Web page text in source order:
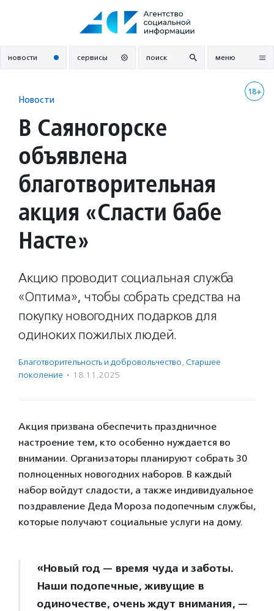
новости сервисы поиск меню
18+
Новости
В Саяногорске
объявлена
благотворительная
акция «Сласти бабе
Насте»
Акцию проводит социальная служба
«Оптима», чтобы собрать средства на
покупку новогодних подарков для
одиноких пожилых людей.
Благотвори­тель­ность и доброволь­чест­во, Старшее
поколение · 18.11.2025
Акция призвана обеспечить праздничное
настроение тем, кто особенно нуждается во
внимании. Организаторы планируют собрать 30
полноценных новогодних наборов. В каждый
набор войдут сладости, а также индивидуальное
поздравление Деда Мороза подопечным службы,
которые получают социальные услуги на дому.
«Новый год — время чуда и заботы.
Наши подопечные, живущие в
одиночестве, очень ждут внимания, —